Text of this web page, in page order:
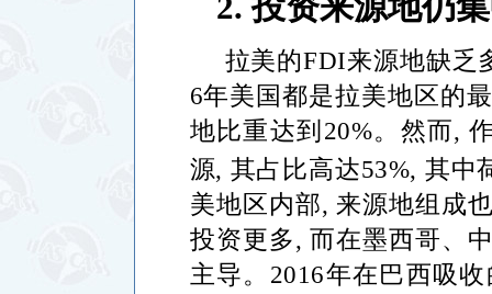
拉美的FDI来源地缺乏
6年美国都是拉美地区的
地比重达到 20%。然而,
源, 其占比高达53%, 其中
美地区内部, 来源地组成
投资更多,而在墨西哥、
主导。 2016年在巴西吸收